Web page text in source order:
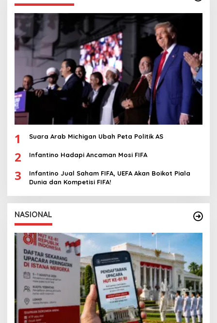
1 Suara Arab Michigan Ubah Peta Politik AS
2 Infantino Hadapi Ancaman Mosi FIFA
3
Infantino Jual Saham FIFA, UEFA Akan Boikot Piala
Dunia dan Kompetisi FIFA!
NASIONAL